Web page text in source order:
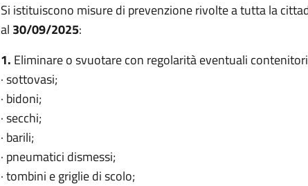
Si istituiscono misure di prevenzione rivolte a tutta la
al 30/09/2025:
1. Eliminare o svuotare con regolarità eventuali
· sottovasi;
· bidoni;
· secchi;
· barili;
· pneumatici dismessi;
· tombini e griglie di scolo;